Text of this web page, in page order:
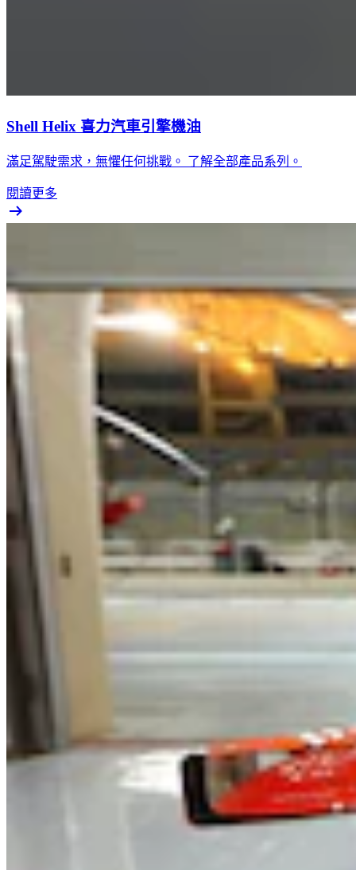
Shell Helix 喜力汽車引擎機油
滿足駕駛需求，無懼任何挑戰。 了解全部產品系列。
閱讀更多